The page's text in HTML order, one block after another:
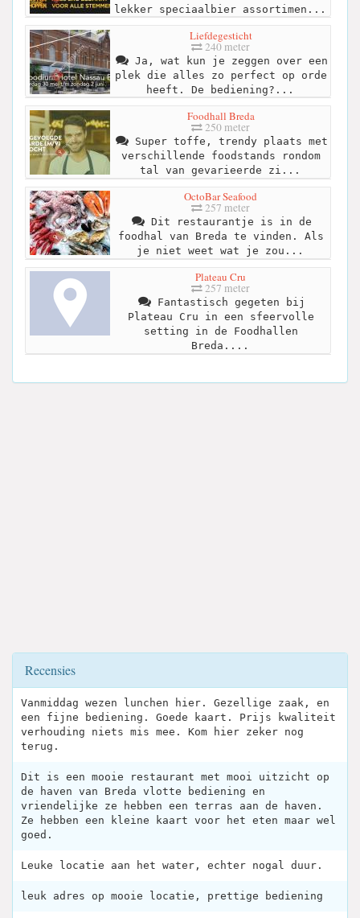
lekker speciaalbier assortimen...
Liefdegesticht
240 meter
Ja, wat kun je zeggen over een
plek die alles zo perfect op orde
heeft. De bediening?...
Foodhall Breda
250 meter
Super toffe, trendy plaats met
verschillende foodstands rondom
tal van gevarieerde zi...
OctoBar Seafood
257 meter
Dit restaurantje is in de
foodhal van Breda te vinden. Als
je niet weet wat je zou...
Plateau Cru
257 meter
Fantastisch gegeten bij
Plateau Cru in een sfeervolle
setting in de Foodhallen
Breda....
Recensies
Vanmiddag wezen lunchen hier. Gezellige zaak, en
een fijne bediening. Goede kaart. Prijs kwaliteit
verhouding niets mis mee. Kom hier zeker nog
terug.
Dit is een mooie restaurant met mooi uitzicht op
de haven van Breda vlotte bediening en
vriendelijke ze hebben een terras aan de haven.
Ze hebben een kleine kaart voor het eten maar wel
goed.
Leuke locatie aan het water, echter nogal duur.
leuk adres op mooie locatie, prettige bediening